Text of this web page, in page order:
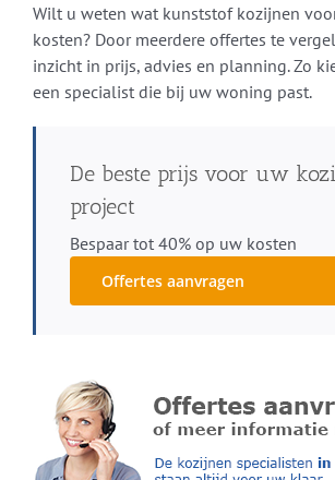
Wilt u weten wat kunststof kozijnen
kosten? Door meerdere offertes te
inzicht in prijs, advies en planning. Zo
een specialist die bij uw woning past.
De beste prijs voor uw
project
Bespaar tot 40% op uw kosten
Offertes aanvragen